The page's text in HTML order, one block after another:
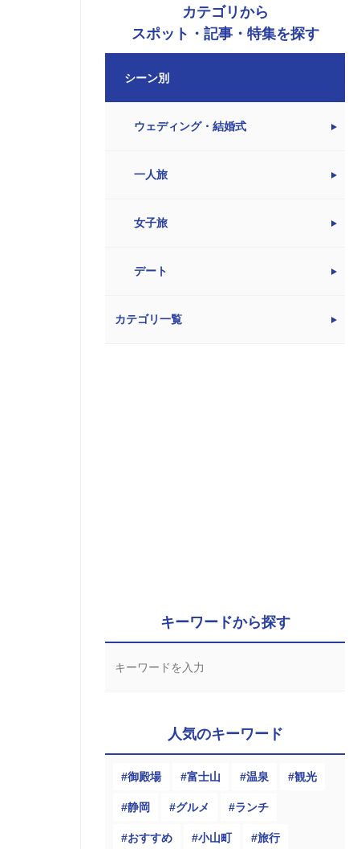
カテゴリから
スポット・記事・特集を探す
シーン別
ウェディング・結婚式
一人旅
女子旅
デート
カテゴリ一覧
キーワードから探す
人気のキーワード
御殿場 富士山 温泉 観光
静岡 グルメ ランチ
おすすめ 小山町 旅行